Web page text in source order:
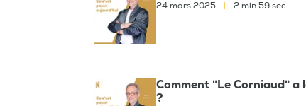
24 mars 2025 2 min 59 sec
Comment "Le Corniaud" a
?